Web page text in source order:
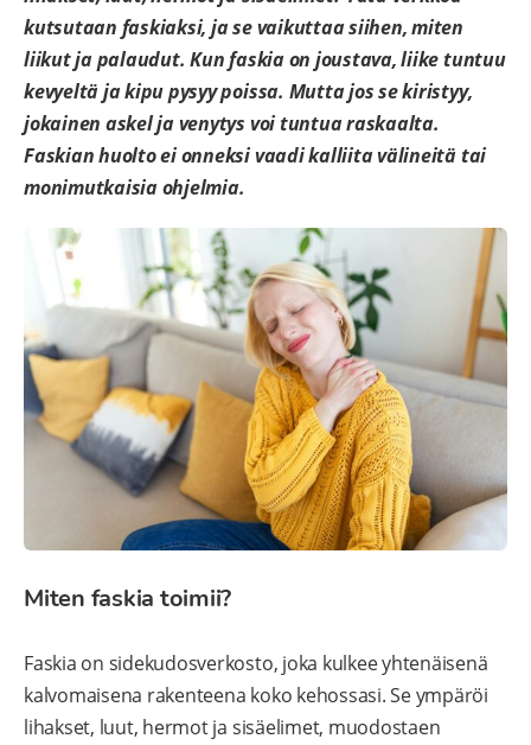
kutsutaan faskiaksi, ja se vaikuttaa siihen, miten
liikut ja palaudut. Kun faskia on joustava, liike tuntuu
kevyeltä ja kipu pysyy poissa. Mutta jos se kiristyy,
jokainen askel ja venytys voi tuntua raskaalta.
Faskian huolto ei onneksi vaadi kalliita välineitä tai
monimutkaisia ohjelmia.
Miten faskia toimii?
Faskia on sidekudosverkosto, joka kulkee yhtenäisenä
kalvomaisena rakenteena koko kehossasi. Se ympäröi
lihakset, luut, hermot ja sisäelimet, muodostaen